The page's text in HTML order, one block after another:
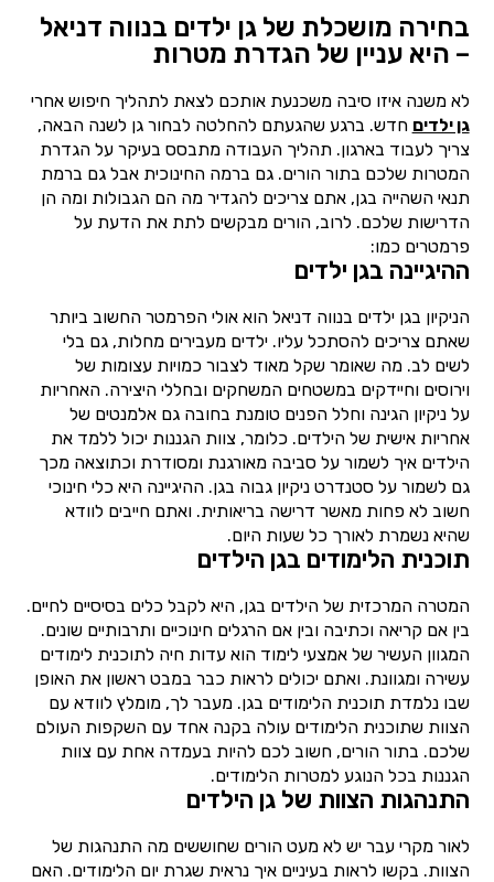
בחירה מושכלת של גן ילדים בנווה דניאל
– היא עניין של הגדרת מטרות
לא משנה איזו סיבה משכנעת אותכם לצאת לתהליך חיפוש אחרי
גן ילדים חדש. ברגע שהגעתם להחלטה לבחור גן לשנה הבאה,
צריך לעבוד בארגון. תהליך העבודה מתבסס בעיקר על הגדרת
המטרות שלכם בתור הורים. גם ברמה החינוכית אבל גם ברמת
תנאי השהייה בגן, אתם צריכים להגדיר מה הם הגבולות ומה הן
הדרישות שלכם. לרוב, הורים מבקשים לתת את הדעת על
פרמטרים כמו:
ההיגיינה בגן ילדים
הניקיון בגן ילדים בנווה דניאל הוא אולי הפרמטר החשוב ביותר
שאתם צריכים להסתכל עליו. ילדים מעבירים מחלות, גם בלי
לשים לב. מה שאומר שקל מאוד לצבור כמויות עצומות של
וירוסים וחיידקים במשטחים המשחקים ובחללי היצירה. האחריות
על ניקיון הגינה וחלל הפנים טומנת בחובה גם אלמנטים של
אחריות אישית של הילדים. כלומר, צוות הגננות יכול ללמד את
הילדים איך לשמור על סביבה מאורגנת ומסודרת וכתוצאה מכך
גם לשמור על סטנדרט ניקיון גבוה בגן. ההיגיינה היא כלי חינוכי
חשוב לא פחות מאשר דרישה בריאותית. ואתם חייבים לוודא
שהיא נשמרת לאורך כל שעות היום.
תוכנית הלימודים בגן הילדים
המטרה המרכזית של הילדים בגן, היא לקבל כלים בסיסיים לחיים.
בין אם קריאה וכתיבה ובין אם הרגלים חינוכיים ותרבותיים שונים.
המגוון העשיר של אמצעי לימוד הוא עדות חיה לתוכנית לימודים
עשירה ומגוונת. ואתם יכולים לראות כבר במבט ראשון את האופן
שבו נלמדת תוכנית הלימודים בגן. מעבר לך, מומלץ לוודא עם
הצוות שתוכנית הלימודים עולה בקנה אחד עם השקפות העולם
שלכם. בתור הורים, חשוב לכם להיות בעמדה אחת עם צוות
הגננות בכל הנוגע למטרות הלימודים.
התנהגות הצוות של גן הילדים
לאור מקרי עבר יש לא מעט הורים שחוששים מה התנהגות של
הצוות. בקשו לראות בעיניים איך נראית שגרת יום הלימודים. האם